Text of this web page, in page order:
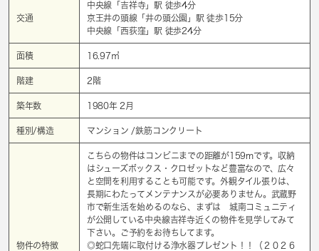
交通
中央線「 吉祥寺」駅 徒歩4分
京王井の頭線「井の頭公園 」駅 徒歩15分
中央線「 西荻窪 」駅 徒歩24分
面積 16.97㎡
階建 2階
築年数 1980年 2月
種別/構造 マンション /鉄筋コンクリート
物件の特徴
こちらの物件はコンビニまでの距離が159mです。収納
はシューズボックス・クロゼットなど豊富なので、広々
と空間を利用することも可能です。外観タイル張りは、
長期にわたってメンテナンスが必要ありません。武蔵野
市で新生活を始めるのなら、まずは 城南コミュニティ
が公開している中央線吉祥寺近くの物件を見学してみて
下さい。ご予約をお待ちしてます。
◎蛇口先端に取付ける浄水器プレゼント！！（２０２６